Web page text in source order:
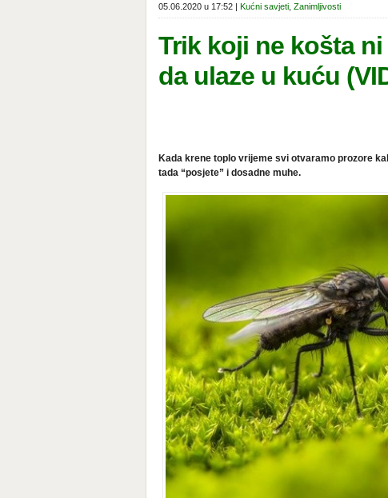
05.06.2020 u 17:52 | Kućni savjeti Zanimljivosti
Trik koji ne košta
da ulaze u kuću
Kada krene toplo vrijeme svi otvaramo prozore
tada “posjete” i dosadne muhe.